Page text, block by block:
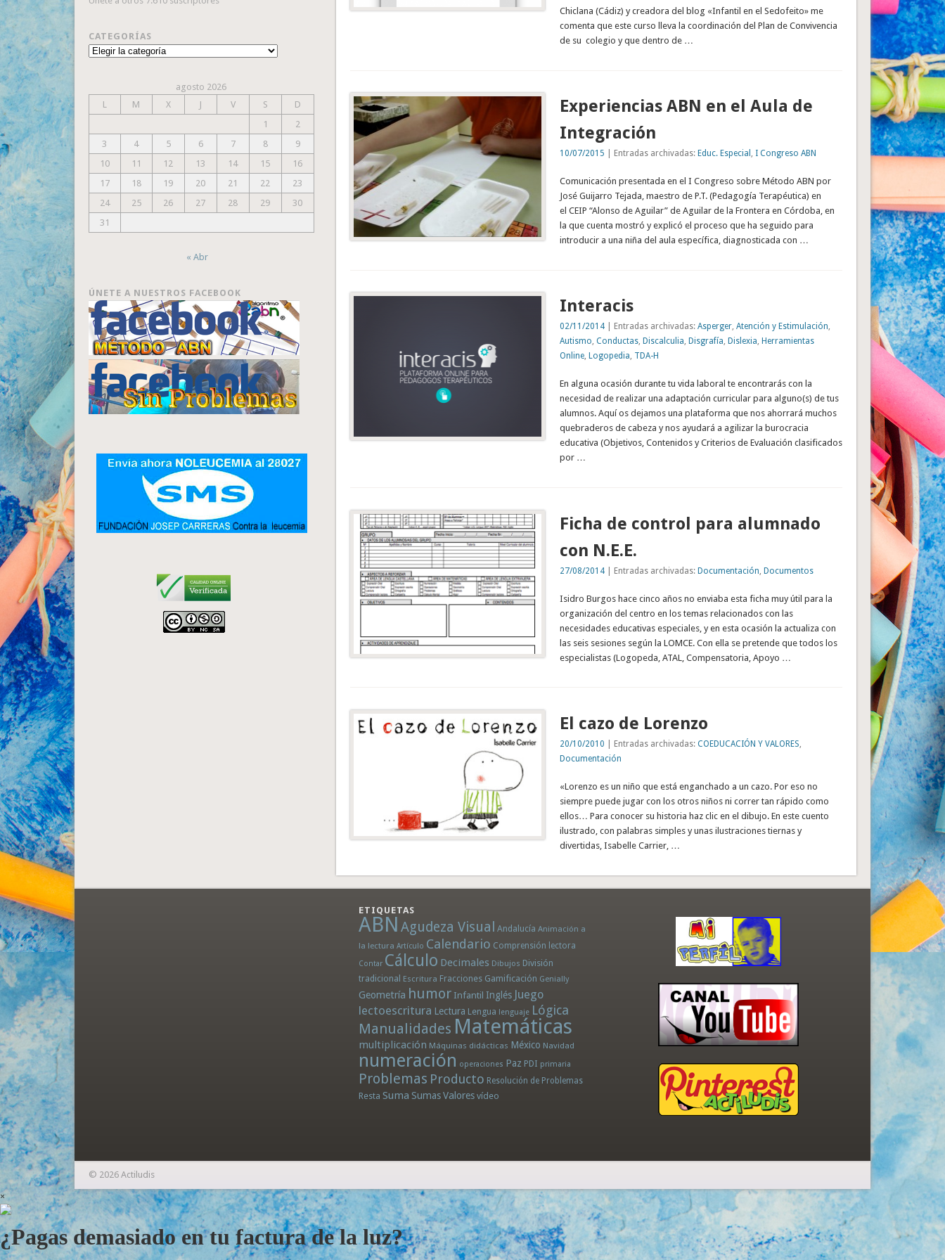
Chiclana (Cádiz) y creadora del blog «Infantil en el Sedofeito» me
comenta que este curso lleva la coordinación del Plan de Convivencia
de su colegio y que dentro de …
Experiencias ABN en el Aula de
Integración
10/07/2015 | Entradas archivadas: Educ. Especial , I Congreso ABN
Comunicación presentada en el I Congreso sobre Método ABN por
José Guijarro Tejada, maestro de P.T. (Pedagogía Terapéutica) en
el CEIP “Alonso de Aguilar” de Aguilar de la Frontera en Córdoba, en
la que cuenta mostró y explicó el proceso que ha seguido para
introducir a una niña del aula específica, diagnosticada con …
Interacis
02/11/2014| Entradas archivadas: Asperger, Atención y Estimulación,
Autismo, Conductas, Discalculia, Disgrafía, Dislexia, Herramientas
Online, Logopedia, TDA-H
En alguna ocasión durante tu vida laboral te encontrarás con la
necesidad de realizar una adaptación curricular para alguno(s) de tus
alumnos. Aquí os dejamos una plataforma que nos ahorrará muchos
quebraderos de cabeza y nos ayudará a agilizar la burocracia
educativa (Objetivos, Contenidos y Criterios de Evaluación clasificados
por …
Ficha de control para alumnado
con N.E.E.
27/08/2014| Entradas archivadas: Documentación Documentos
Isidro Burgos hace cinco años no enviaba esta ficha muy útil para la
organización del centro en los temas relacionados con las
necesidades educativas especiales, y en esta ocasión la actualiza con
las seis sesiones según la LOMCE. Con ella se pretende que todos los
especialistas (Logopeda, ATAL, Compensatoria, Apoyo …
El cazo de Lorenzo
20/10/2010 | Entradas archivadas: COEDUCACIÓN Y VALORES,
Documentación
«Lorenzo es un niño que está enganchado a un cazo. Por eso no
siempre puede jugar con los otros niños ni correr tan rápido como
ellos… Para conocer su historia haz clic en el dibujo. En este cuento
ilustrado, con palabras simples y unas ilustraciones tiernas y
divertidas, Isabelle Carrier, …
CATEGORÍAS
Categorías
agosto 2026
L
M X J V S
D
1
2
3
4 5 6 7 8
9
10
11 12 13 14 15
16
17
18 19 20 21 22
23
24
25 26 27 28 29
30
31
« Abr
ÚNETE A NUESTROS FACEBOOK
ETIQUETAS
ABN Agudeza Visual Andalucía Animación a
la lectura Artículo Calendario Comprensión lectora
Contar Cálculo Decimales Dibujos División
tradicional Escritura Fracciones Gamificación Genially
Geometría humor Infantil Inglés Juego
lectoescritura Lectura Lengua lenguaje Lógica
Manualidades Matemáticas
multiplicación Máquinas didácticas México Navidad
numeración operaciones Paz PDI primaria
Problemas Producto Resolución de Problemas
Resta Suma SumasValores vídeo
© 2026 Actiludis
×
¿Pagas demasiado en tu factura de la luz?